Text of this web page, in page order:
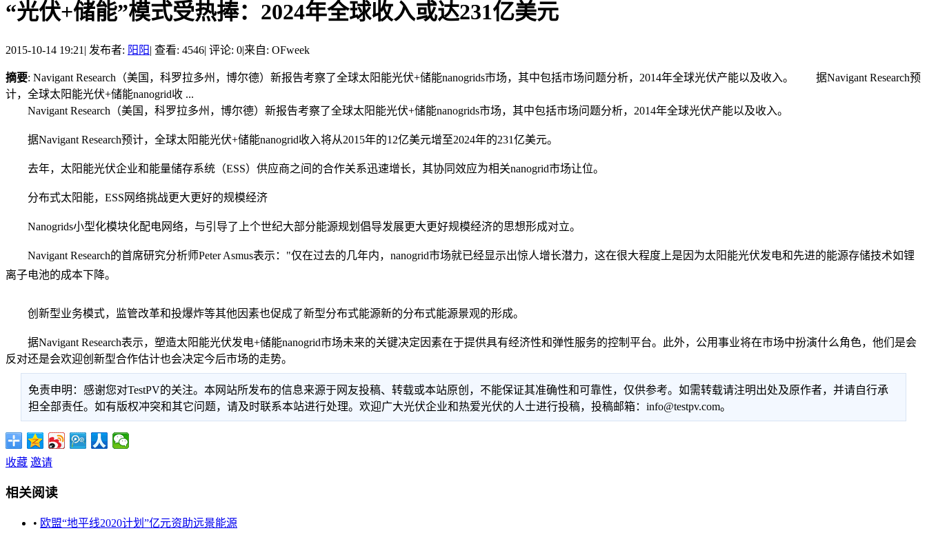
“光伏+储能”模式受热捧：2024年全球收入或达231亿美元
2015-10-14 19:21 | 发布者: 阳阳| 查看: 4546| 评论: 0|来自: OFweek
摘要: Navigant Research（美国，科罗拉多州，博尔德）新报告考察了全球太阳能光伏+储能nanogrids市场，其中包括市场问题分析，2014年全球光伏产能以及收入。 据Navigant Research预
计，全球太阳能光伏+储能nanogrid收 ...
Navigant Research（美国，科罗拉多州，博尔德）新报告考察了全球太阳能光伏+储能nanogrids市场，其中包括市场问题分析，2014年全球光伏产能以及收入。
据Navigant Research预计，全球太阳能光伏+储能nanogrid收入将从2015年的12亿美元增至2024年的231亿美元。
去年，太阳能光伏企业和能量储存系统（ESS）供应商之间的合作关系迅速增长，其协同效应为相关nanogrid市场让位。
分布式太阳能，ESS网络挑战更大更好的规模经济
Nanogrids小型化模块化配电网络，与引导了上个世纪大部分能源规划倡导发展更大更好规模经济的思想形成对立。
Navigant Research的首席研究分析师Peter Asmus表示："仅在过去的几年内，nanogrid市场就已经显示出惊人增长潜力，这在很大程度上是因为太阳能光伏发电和先进的能源存储技术如锂
离子电池的成本下降。
创新型业务模式，监管改革和投爆炸等其他因素也促成了新型分布式能源新的分布式能源景观的形成。
据Navigant Research表示，塑造太阳能光伏发电+储能nanogrid市场未来的关键决定因素在于提供具有经济性和弹性服务的控制平台。此外，公用事业将在市场中扮演什么角色，他们是会
反对还是会欢迎创新型合作估计也会决定今后市场的走势。
免责申明：感谢您对TestPV的关注。本网站所发布的信息来源于网友投稿、转载或本站原创，不能保证其准确性和可靠性，仅供参考。如需转载请注明出处及原作者，并请自行承
担全部责任。如有版权冲突和其它问题，请及时联系本站进行处理。欢迎广大光伏企业和热爱光伏的人士进行投稿，投稿邮箱：info@testpv.com。
收藏 邀请
相关阅读
• 欧盟“地平线2020计划”亿元资助远景能源